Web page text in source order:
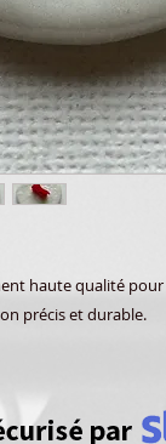
haute qualité
précis et durable.